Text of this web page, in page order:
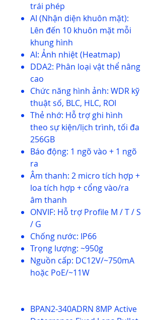
trái phép
AI (Nhận diện khuôn mặt):
Lên đến 10 khuôn mặt mỗi
khung hình
AI: Ảnh nhiệt (Heatmap)
DDA2: Phân loại vật thể nâng
cao
Chức năng hình ảnh: WDR kỹ
thuật số, BLC, HLC, ROI
Thẻ nhớ: Hỗ trợ ghi hình
theo sự kiện/lịch trình, tối đa
256GB
Báo động: 1 ngõ vào + 1 ngõ
ra
Âm thanh: 2 micro tích hợp +
loa tích hợp + cổng vào/ra
âm thanh
ONVIF: Hỗ trợ Profile M / T / S
/ G
Chống nước: IP66
Trọng lượng: ~950g
Nguồn cấp: DC12V/~750mA
hoặc PoE/~11W
BPAN2-340ADRN 8MP Active